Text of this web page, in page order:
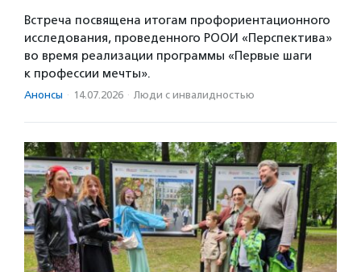
Встреча посвящена итогам профориентационного
исследования, проведенного РООИ «Перспектива»
во время реализации программы «Первые шаги
к профессии мечты».
Анонсы · 14.07.2026 · Люди с инвалидностью